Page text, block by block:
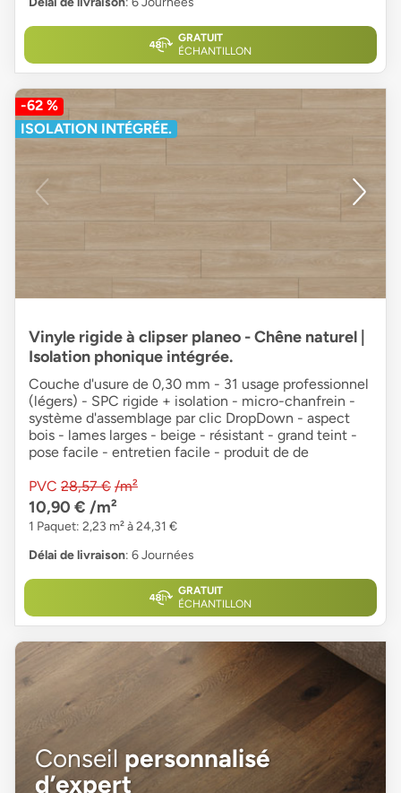
GRATUIT
ÉCHANTILLON
-62 %
ISOLATION INTÉGRÉE.
Vinyle rigide à clipser planeo - Chêne naturel |
Isolation phonique intégrée.
Couche d'usure de 0,30 mm - 31 usage professionnel
(légers) - SPC rigide + isolation - micro-chanfrein -
système d'assemblage par clic DropDown - aspect
bois - lames larges - beige - résistant - grand teint -
pose facile - entretien facile - produit de de
PVC 28,57 € /m²
10,90 € /m²
1 Paquet: 2,23 m² à 24,31 €
Délai de livraison: 6 Journées
GRATUIT
ÉCHANTILLON
Conseil personnalisé
d’expert